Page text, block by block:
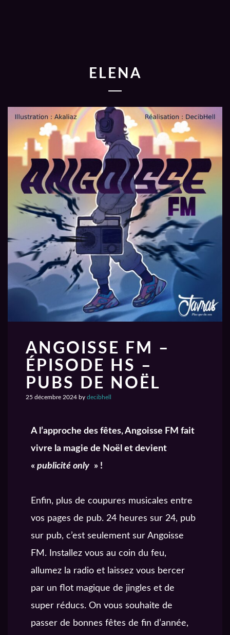
ELENA
ANGOISSE FM –
ÉPISODE HS –
PUBS DE NOËL
25 décembre 2024 by decibhell
A l’approche des fêtes, Angoisse FM fait
vivre la magie de Noël et devient
« publicité only » !
Enfin, plus de coupures musicales entre
vos pages de pub. 24 heures sur 24, pub
sur pub, c’est seulement sur Angoisse
FM. Installez vous au coin du feu,
allumez la radio et laissez vous bercer
par un flot magique de jingles et de
super réducs. On vous souhaite de
passer de bonnes fêtes de fin d’année,